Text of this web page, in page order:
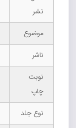
نشر
موضوع
ناشر
نوبت
چاپ
نوع جلد